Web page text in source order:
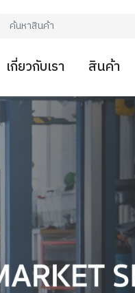
เกี่ยวกับเรา สินค้า